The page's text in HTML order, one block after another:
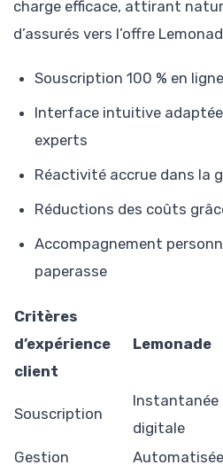
charge efficace, attirant
d’assurés vers l’offre
Souscription 100 % en
Interface intuitive
experts
Réactivité accrue dans la
Réductions des coûts
Accompagnement
paperasse
Critères
d’expérience
client
Lemonade
Souscription
Instantanée
digitale
Gestion